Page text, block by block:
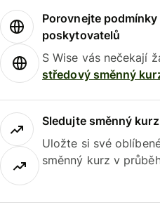
Porovnejte
poskytovatelů
S Wise vás nečekají
středový směnný
Sledujte směnný
Uložte si své
směnný kurz v